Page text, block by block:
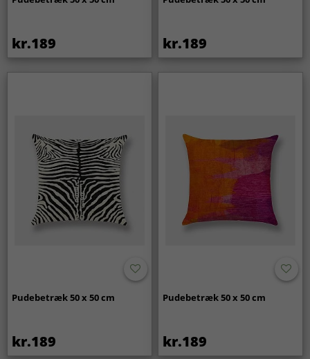
kr.189 kr.189
Pudebetræk 50 x 50 cm
kr.189
Pudebetræk 50 x 50 cm
kr.189